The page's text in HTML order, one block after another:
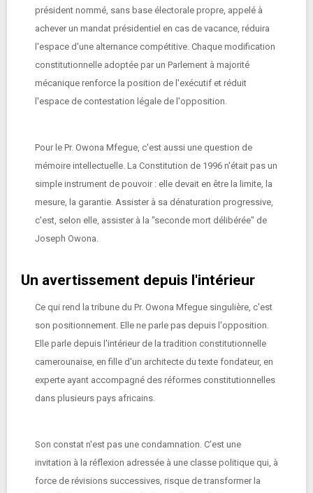
président nommé, sans base électorale propre, appelé à
achever un mandat présidentiel en cas de vacance, réduira
l'espace d'une alternance compétitive. Chaque modification
constitutionnelle adoptée par un Parlement à majorité
mécanique renforce la position de l'exécutif et réduit
l'espace de contestation légale de l'opposition.
Pour le Pr. Owona Mfegue, c'est aussi une question de
mémoire intellectuelle. La Constitution de 1996 n'était pas un
simple instrument de pouvoir : elle devait en être la limite, la
mesure, la garantie. Assister à sa dénaturation progressive,
c'est, selon elle, assister à la "seconde mort délibérée" de
Joseph Owona.
Un avertissement depuis l'intérieur
Ce qui rend la tribune du Pr. Owona Mfegue singulière, c'est
son positionnement. Elle ne parle pas depuis l'opposition.
Elle parle depuis l'intérieur de la tradition constitutionnelle
camerounaise, en fille d'un architecte du texte fondateur, en
experte ayant accompagné des réformes constitutionnelles
dans plusieurs pays africains.
Son constat n'est pas une condamnation. C'est une
invitation à la réflexion adressée à une classe politique qui, à
force de révisions successives, risque de transformer la